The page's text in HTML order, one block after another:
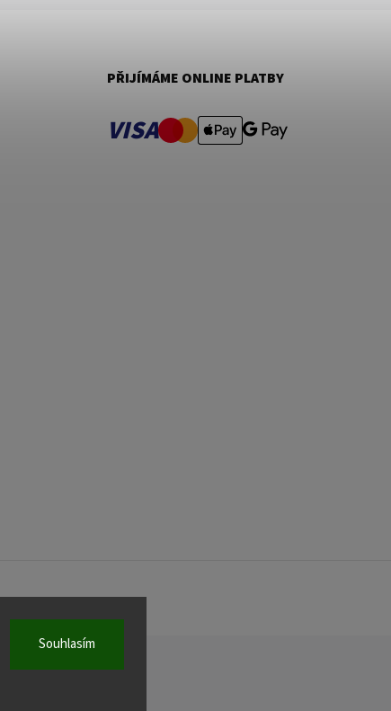
Souhlasím
PŘIJÍMÁME ONLINE PLATBY
VISA